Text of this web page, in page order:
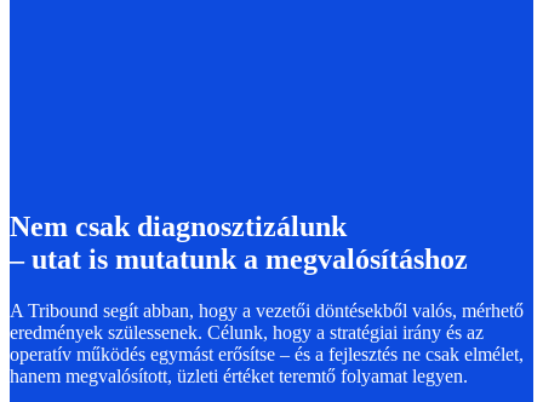
Nem csak diagnosztizálunk
– utat is mutatunk a megvalósításhoz
A Tribound segít abban, hogy a vezetői döntésekből valós, mérhető
eredmények szülessenek. Célunk, hogy a stratégiai irány és az
operatív működés egymást erősítse – és a fejlesztés ne csak elmélet,
hanem megvalósított, üzleti értéket teremtő folyamat legyen.